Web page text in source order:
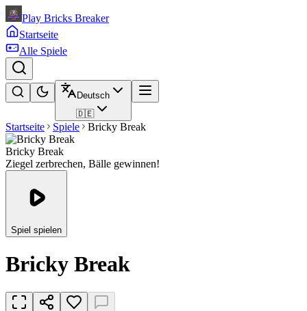
Play Bricks Breaker
Startseite
Alle Spiele
Deutsch
🇩🇪
Startseite Spiele Bricky Break
Bricky Break
Ziegel zerbrechen, Bälle gewinnen!
Spiel spielen
Bricky Break